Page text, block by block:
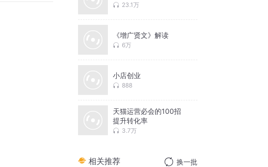
23.1万
《增广贤文》解读
6万
小店创业
888
天猫运营必会的100招
提升转化率
3.7万
相关推荐 换一批